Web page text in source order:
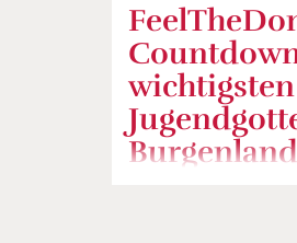
wichtigsten
Burgenland